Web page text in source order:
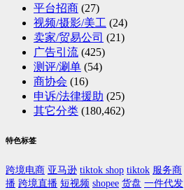
平台招商 (27)
视频/摄影/美工 (24)
卖家/贸易公司 (21)
广告引流 (425)
测评/涮单 (54)
商协会 (16)
申诉/法律援助 (25)
其它分类 (180,462)
特色标签
跨境电商 亚马逊 tiktok shop tiktok 服务商
播 跨境直播 短视频 shopee 货盘 一件代发